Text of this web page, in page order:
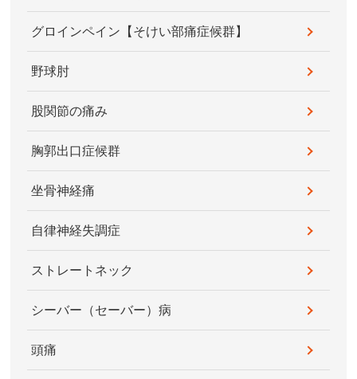
グロインペイン【そけい部痛症候群】
野球肘
股関節の痛み
胸郭出口症候群
坐骨神経痛
自律神経失調症
ストレートネック
シーバー（セーバー）病
頭痛